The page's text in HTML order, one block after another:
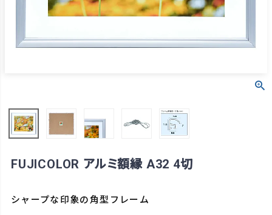
FUJICOLOR アルミ額縁 A32 4切
シャープな印象の角型フレーム